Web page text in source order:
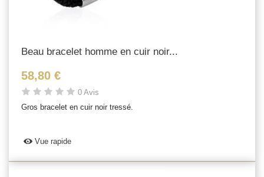
Beau bracelet homme en cuir noir...
58,80 €
0 Avis
Gros bracelet en cuir noir tressé.
Vue rapide